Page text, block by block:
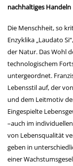
nachhaltiges Handeln
Die Menschheit, so
Enzyklika „Laudato
der Natur. Das Wohl
technologischem
untergeordnet.
Lebensstil auf, der
und dem Leitmotiv
Eingespielte
–auch im
von Lebensqualität
geben in
einer